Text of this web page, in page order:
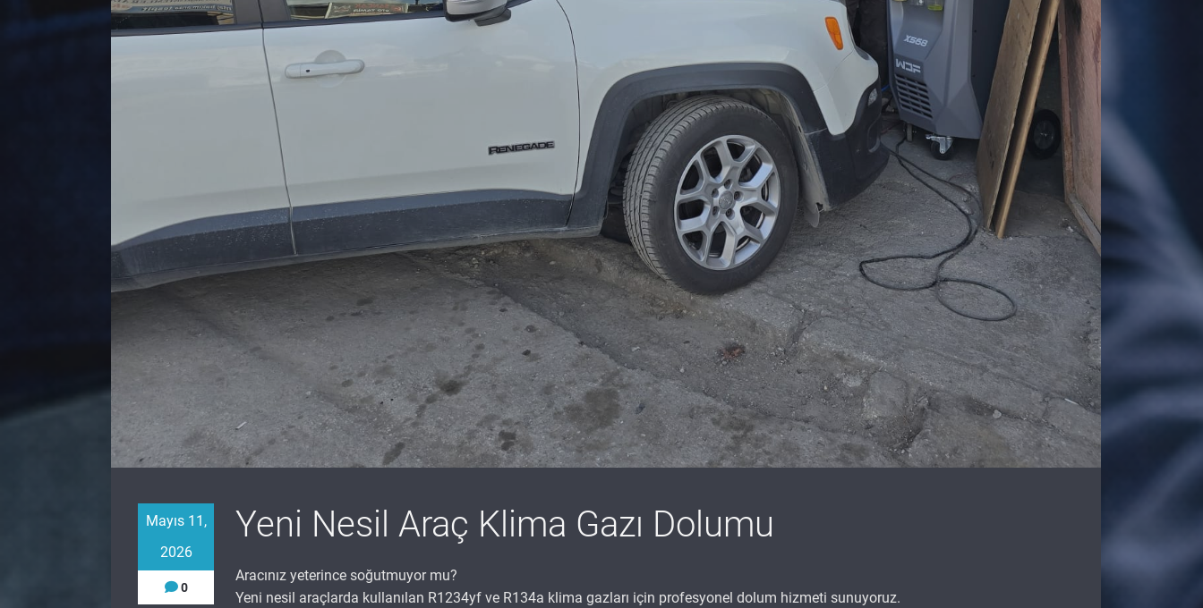
Mayıs 11,
2026
0
Yeni Nesil Araç Klima Gazı Dolumu
Aracınız yeterince soğutmuyor mu?
Yeni nesil araçlarda kullanılan R1234yf ve R134a klima gazları için profesyonel dolum hizmeti sunuyoruz.